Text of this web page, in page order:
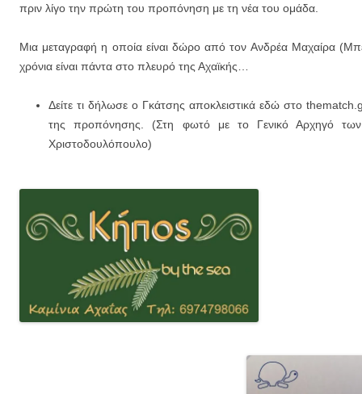
πριν λίγο την πρώτη του προπόνηση με τη νέα του ομάδα.
Μια μεταγραφή η οποία είναι δώρο από τον Ανδρέα Μαχαίρα
χρόνια είναι πάντα στο πλευρό της Αχαϊκής…
Δείτε τι δήλωσε ο Γκάτσης αποκλειστικά εδώ στο
της προπόνησης. (Στη φωτό με το Γενικό Αρχηγό των
Χριστοδουλόπουλο)